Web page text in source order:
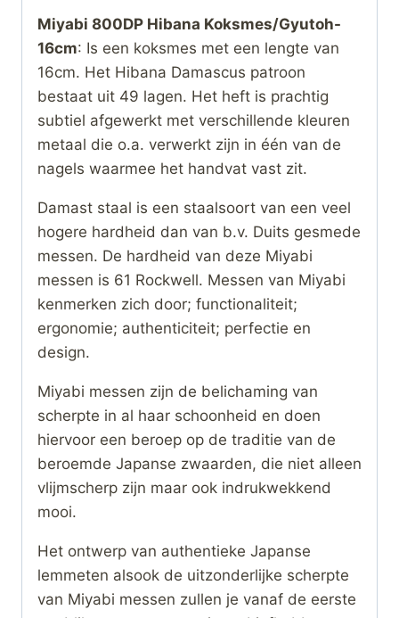
Miyabi 800DP Hibana Koksmes/Gyutoh-
16cm: Is een koksmes met een lengte van
16cm. Het Hibana Damascus patroon
bestaat uit 49 lagen. Het heft is prachtig
subtiel afgewerkt met verschillende kleuren
metaal die o.a. verwerkt zijn in één van de
nagels waarmee het handvat vast zit.
Damast staal is een staalsoort van een veel
hogere hardheid dan van b.v. Duits gesmede
messen. De hardheid van deze Miyabi
messen is 61 Rockwell. Messen van Miyabi
kenmerken zich door; functionaliteit;
ergonomie; authenticiteit; perfectie en
design.
Miyabi messen zijn de belichaming van
scherpte in al haar schoonheid en doen
hiervoor een beroep op de traditie van de
beroemde Japanse zwaarden, die niet alleen
vlijmscherp zijn maar ook indrukwekkend
mooi.
Het ontwerp van authentieke Japanse
lemmeten alsook de uitzonderlijke scherpte
van Miyabi messen zullen je vanaf de eerste